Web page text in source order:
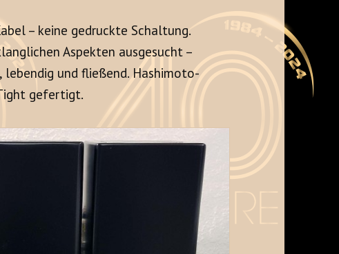
– keine gedruckte Schaltung.
Aspekten ausgesucht –
und fließend. Hashimoto-
gefertigt.